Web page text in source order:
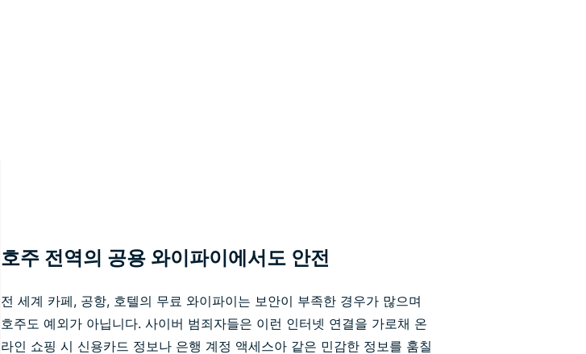
호주 전역의 공용 와이파이에서도 안전
전 세계 카페, 공항, 호텔의 무료 와이파이는 보안이 부족한 경우가 많으며
호주도 예외가 아닙니다. 사이버 범죄자들은 이런 인터넷 연결을 가로채 온
라인 쇼핑 시 신용카드 정보나 은행 계정 액세스아 같은 민감한 정보를 훔칠